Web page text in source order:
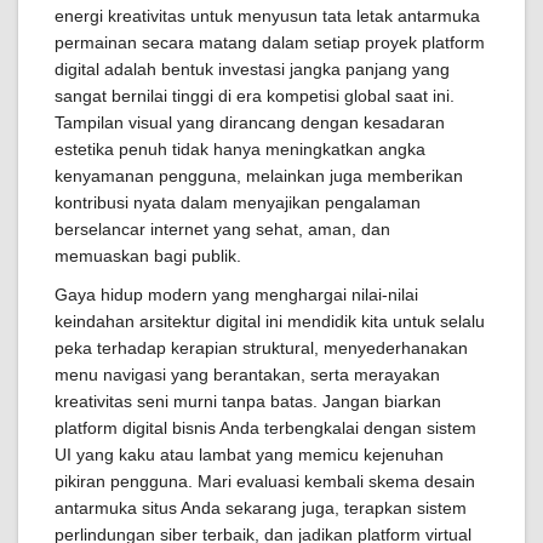
energi kreativitas untuk menyusun tata letak antarmuka
permainan secara matang dalam setiap proyek platform
digital adalah bentuk investasi jangka panjang yang
sangat bernilai tinggi di era kompetisi global saat ini.
Tampilan visual yang dirancang dengan kesadaran
estetika penuh tidak hanya meningkatkan angka
kenyamanan pengguna, melainkan juga memberikan
kontribusi nyata dalam menyajikan pengalaman
berselancar internet yang sehat, aman, dan
memuaskan bagi publik.
Gaya hidup modern yang menghargai nilai-nilai
keindahan arsitektur digital ini mendidik kita untuk selalu
peka terhadap kerapian struktural, menyederhanakan
menu navigasi yang berantakan, serta merayakan
kreativitas seni murni tanpa batas. Jangan biarkan
platform digital bisnis Anda terbengkalai dengan sistem
UI yang kaku atau lambat yang memicu kejenuhan
pikiran pengguna. Mari evaluasi kembali skema desain
antarmuka situs Anda sekarang juga, terapkan sistem
perlindungan siber terbaik, dan jadikan platform virtual